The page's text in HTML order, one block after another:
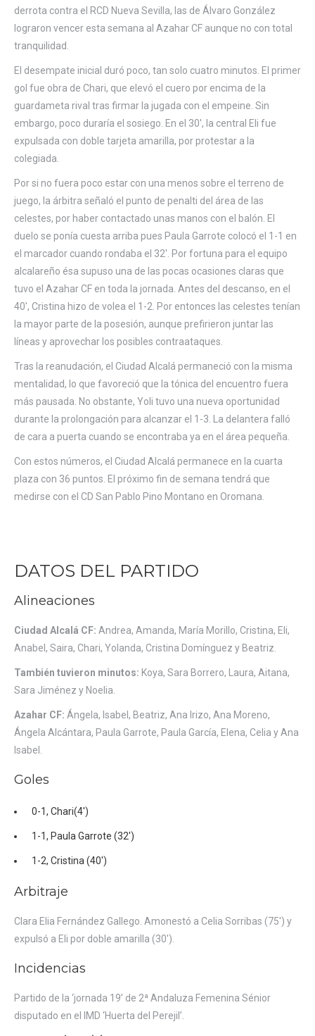
derrota contra el RCD Nueva Sevilla, las de Álvaro González
lograron vencer esta semana al Azahar CF aunque no con total
tranquilidad.
El desempate inicial duró poco, tan solo cuatro minutos. El primer
gol fue obra de Chari, que elevó el cuero por encima de la
guardameta rival tras firmar la jugada con el empeine. Sin
embargo, poco duraría el sosiego. En el 30′, la central Eli fue
expulsada con doble tarjeta amarilla, por protestar a la
colegiada.
Por si no fuera poco estar con una menos sobre el terreno de
juego, la árbitra señaló el punto de penalti del área de las
celestes, por haber contactado unas manos con el balón. El
duelo se ponía cuesta arriba pues Paula Garrote colocó el 1-1 en
el marcador cuando rondaba el 32′. Por fortuna para el equipo
alcalareño ésa supuso una de las pocas ocasiones claras que
tuvo el Azahar CF en toda la jornada. Antes del descanso, en el
40′, Cristina hizo de volea el 1-2. Por entonces las celestes tenían
la mayor parte de la posesión, aunque prefirieron juntar las
líneas y aprovechar los posibles contraataques.
Tras la reanudación, el Ciudad Alcalá permaneció con la misma
mentalidad, lo que favoreció que la tónica del encuentro fuera
más pausada. No obstante, Yoli tuvo una nueva oportunidad
durante la prolongación para alcanzar el 1-3. La delantera falló
de cara a puerta cuando se encontraba ya en el área pequeña.
Con estos números, el Ciudad Alcalá permanece en la cuarta
plaza con 36 puntos. El próximo fin de semana tendrá que
medirse con el CD San Pablo Pino Montano en Oromana.
DATOS DEL PARTIDO
Alineaciones
Ciudad Alcalá CF: Andrea, Amanda, María Morillo, Cristina, Eli,
Anabel, Saira, Chari, Yolanda, Cristina Domínguez y Beatriz.
También tuvieron minutos: Koya, Sara Borrero, Laura, Aitana,
Sara Jiménez y Noelia.
Azahar CF: Ángela, Isabel, Beatriz, Ana Irizo, Ana Moreno,
Ángela Alcántara, Paula Garrote, Paula García, Elena, Celia y Ana
Isabel.
Goles
0-1, Chari(4′)
1-1, Paula Garrote (32′)
1-2, Cristina (40′)
Arbitraje
Clara Elia Fernández Gallego. Amonestó a Celia Sorribas (75′) y
expulsó a Eli por doble amarilla (30′).
Incidencias
Partido de la ‘jornada 19’ de 2ª Andaluza Femenina Sénior
disputado en el IMD ‘Huerta del Perejil’.